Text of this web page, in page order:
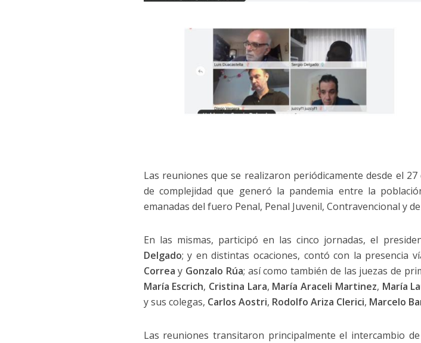
Las reuniones que se realizaron periódicamente desde el
de complejidad que generó la pandemia entre la
emanadas del fuero Penal, Penal Juvenil, Contravencional y
En las mismas, participó en las cinco jornadas, el
Delgado; y en distintas ocaciones, contó con la presencia
Correa y Gonzalo Rúa; así como también de las juezas de
María Escrich, Cristina Lara, María Araceli Martinez, María
y sus colegas, Carlos Aostri, Rodolfo Ariza Clerici, Marcelo
Las reuniones transitaron principalmente el intercambio